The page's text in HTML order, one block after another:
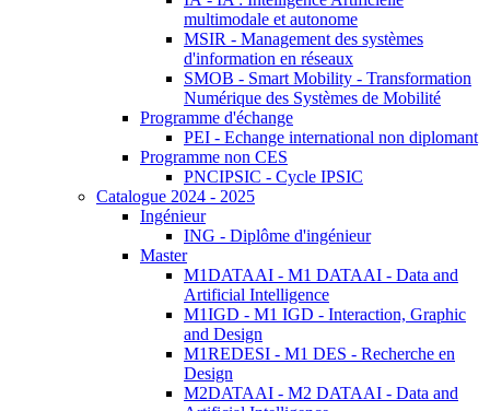
multimodale et autonome
MSIR - Management des systèmes
d'information en réseaux
SMOB - Smart Mobility - Transformation
Numérique des Systèmes de Mobilité
Programme d'échange
PEI - Echange international non diplomant
Programme non CES
PNCIPSIC - Cycle IPSIC
Catalogue 2024 - 2025
Ingénieur
ING - Diplôme d'ingénieur
Master
M1DATAAI - M1 DATAAI - Data and
Artificial Intelligence
M1IGD - M1 IGD - Interaction, Graphic
and Design
M1REDESI - M1 DES - Recherche en
Design
M2DATAAI - M2 DATAAI - Data and